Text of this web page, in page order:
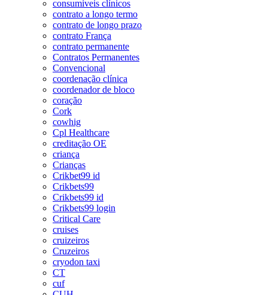
consumiveis clínicos
contrato a longo termo
contrato de longo prazo
contrato França
contrato permanente
Contratos Permanentes
Convencional
coordenação clínica
coordenador de bloco
coração
Cork
cowhig
Cpl Healthcare
creditação OE
criança
Crianças
Crikbet99 id
Crikbets99
Crikbets99 id
Crikbets99 login
Critical Care
cruises
cruizeiros
Cruzeiros
cryodon taxi
CT
cuf